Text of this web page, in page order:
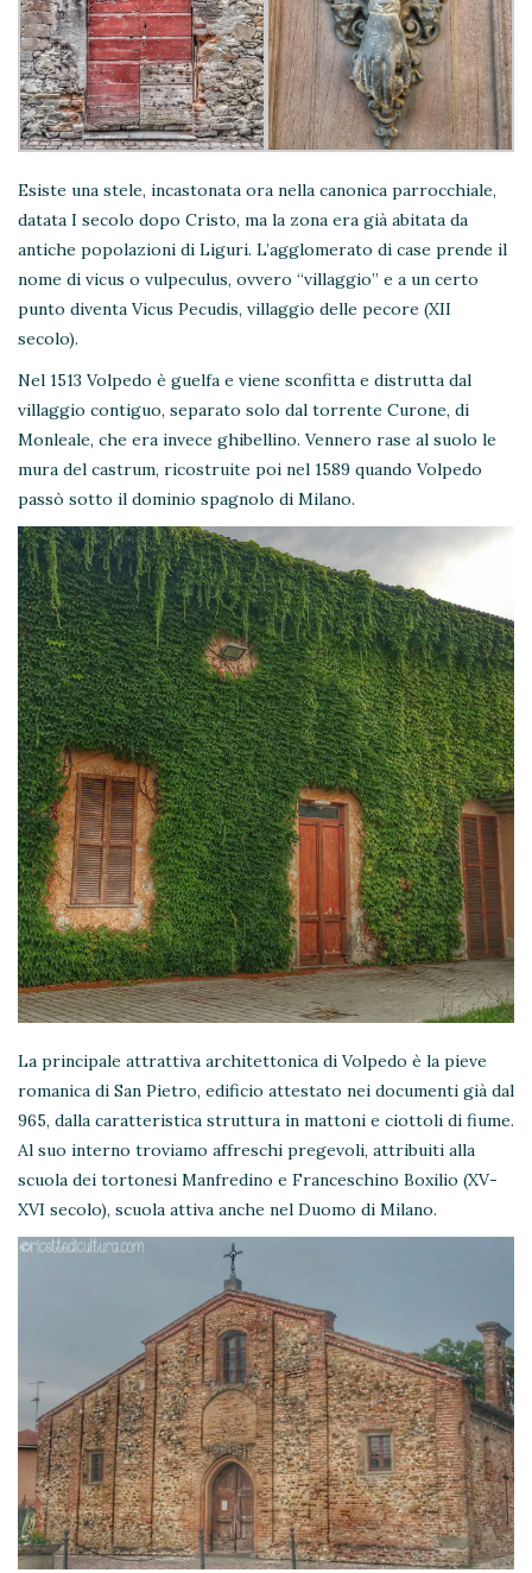
Esiste una stele, incastonata ora nella canonica parrocchiale,
datata I secolo dopo Cristo, ma la zona era già abitata da
antiche popolazioni di Liguri. L’agglomerato di case prende il
nome di vicus o vulpeculus, ovvero “villaggio” e a un certo
punto diventa Vicus Pecudis, villaggio delle pecore (XII
secolo).
Nel 1513 Volpedo è guelfa e viene sconfitta e distrutta dal
villaggio contiguo, separato solo dal torrente Curone, di
Monleale, che era invece ghibellino. Vennero rase al suolo le
mura del castrum, ricostruite poi nel 1589 quando Volpedo
passò sotto il dominio spagnolo di Milano.
La principale attrattiva architettonica di Volpedo è la pieve
romanica di San Pietro, edificio attestato nei documenti già dal
965, dalla caratteristica struttura in mattoni e ciottoli di fiume.
Al suo interno troviamo affreschi pregevoli, attribuiti alla
scuola dei tortonesi Manfredino e Franceschino Boxilio (XV-
XVI secolo), scuola attiva anche nel Duomo di Milano.